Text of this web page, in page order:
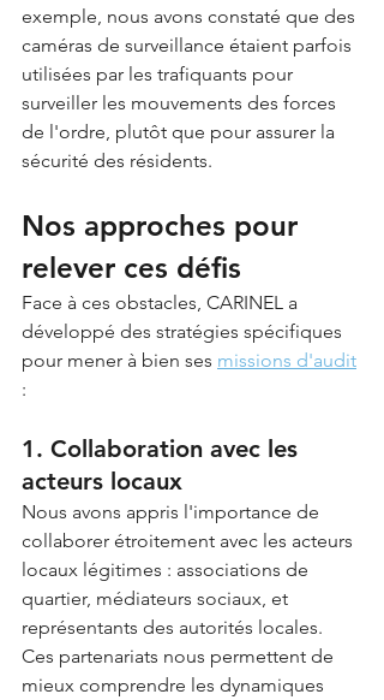
exemple, nous avons constaté que des
caméras de surveillance étaient parfois
utilisées par les trafiquants pour
surveiller les mouvements des forces
de l'ordre, plutôt que pour assurer la
sécurité des résidents.
Nos approches pour
relever ces défis
Face à ces obstacles, CARINEL a
développé des stratégies spécifiques
pour mener à bien ses missions d'audit
:
1. Collaboration avec les
acteurs locaux
Nous avons appris l'importance de
collaborer étroitement avec les acteurs
locaux légitimes : associations de
quartier, médiateurs sociaux, et
représentants des autorités locales.
Ces partenariats nous permettent de
mieux comprendre les dynamiques